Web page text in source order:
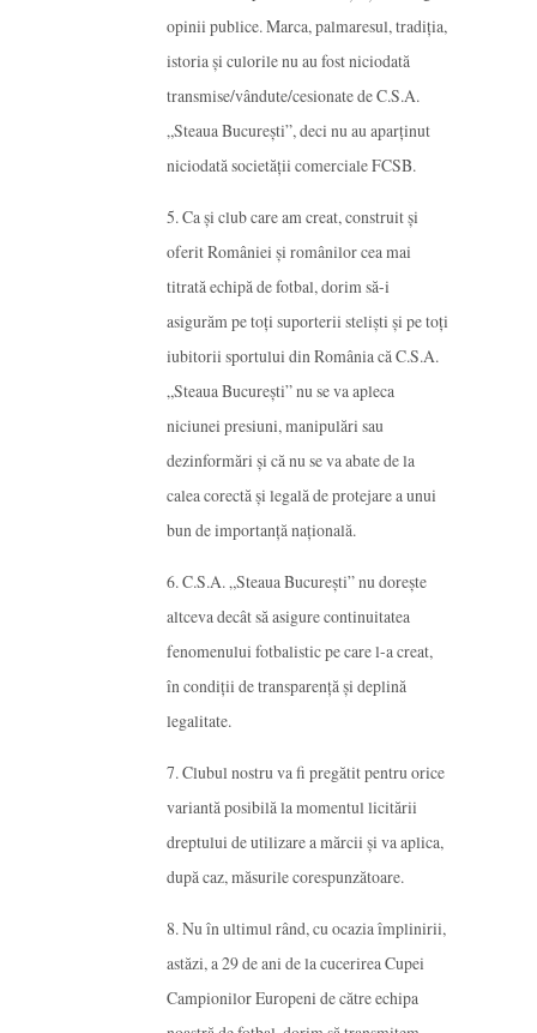
opinii publice. Marca, palmaresul, tradiția,
istoria și culorile nu au fost niciodată
transmise/vândute/cesionate de C.S.A.
„Steaua București”, deci nu au aparținut
niciodată societății comerciale FCSB.
5. Ca și club care am creat, construit și
oferit României și românilor cea mai
titrată echipă de fotbal, dorim să-i
asigurăm pe toți suporterii steliști și pe toți
iubitorii sportului din România că C.S.A.
„Steaua București” nu se va apleca
niciunei presiuni, manipulări sau
dezinformări și că nu se va abate de la
calea corectă și legală de protejare a unui
bun de importanță națională.
6. C.S.A. „Steaua București” nu dorește
altceva decât să asigure continuitatea
fenomenului fotbalistic pe care l-a creat,
în condiții de transparență și deplină
legalitate.
7. Clubul nostru va fi pregătit pentru orice
variantă posibilă la momentul licitării
dreptului de utilizare a mărcii și va aplica,
după caz, măsurile corespunzătoare.
8. Nu în ultimul rând, cu ocazia împlinirii,
astăzi, a 29 de ani de la cucerirea Cupei
Campionilor Europeni de către echipa